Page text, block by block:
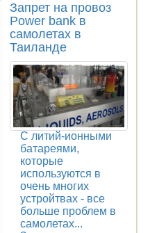
Запрет на провоз
Power bank в
самолетах в
Таиланде
С литий-ионными
батареями,
которые
используются в
очень многих
устройтвах - все
больше проблем в
самолетах...